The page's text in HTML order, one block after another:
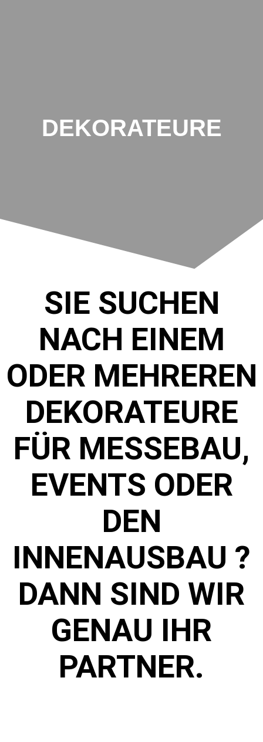
DEKORATEURE
SIE SUCHEN
NACH EINEM
ODER MEHREREN
DEKORATEURE
FÜR MESSEBAU,
EVENTS ODER
DEN
INNENAUSBAU ?
DANN SIND WIR
GENAU IHR
PARTNER.